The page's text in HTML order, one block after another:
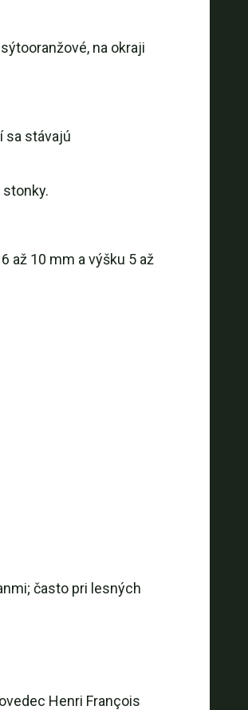
na okraji
sa stávajú
až 10 mm a výšku 5 až
často pri lesných
Henri François